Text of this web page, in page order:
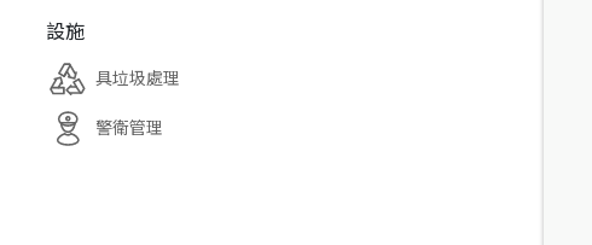
設施
具垃圾處理
警衛管理